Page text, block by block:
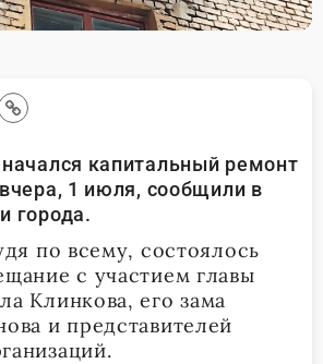
капитальный ремонт
1 июля, сообщили в
города.
по всему, состоялось
с участием главы
Клинкова, его зама
и представителей